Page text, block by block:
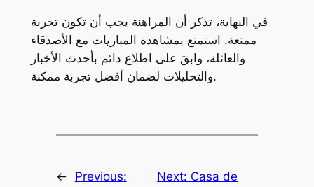
في النهاية، تذكر أن المراهنة يجب أن تكون تجربة
ممتعة. استمتع بمشاهدة المباريات مع الأصدقاء
والعائلة، وابقَ على اطلاع دائم بأحدث الأخبار
والتحليلات لضمان أفضل تجربة ممكنة.
←
Previous:
Next: Casa de